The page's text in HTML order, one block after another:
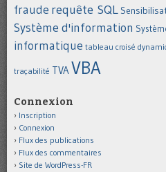
fraude requête SQL
Système d'information
informatique tableau croisé
traçabilité TVA VBA
Connexion
Inscription
Connexion
Flux des publications
Flux des commentaires
Site de WordPress-FR